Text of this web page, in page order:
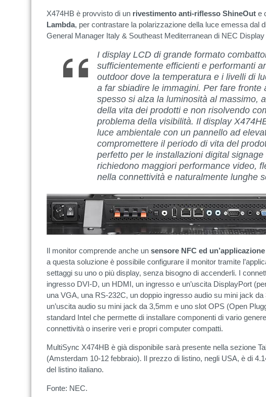
X474HB è provvisto di un rivestimento anti-riflesso ShineOut e
Lambda, per contrastare la polarizzazione della luce emessa dal
General Manager Italy & Southeast Mediterranean di NEC
I display LCD di grande formato
sufficientemente efficienti e performanti
outdoor dove la temperatura e i livelli di
a far sbiadire le immagini. Per fare fronte
spesso si alza la luminosità al massimo,
della vita dei prodotti e non risolvendo
problema della visibilità. Il display
luce ambientale con un pannello ad
compromettere il periodo di vita del
perfetto per le installazioni digital
richiedono maggiori performance video,
nella connettività e naturalmente lunghe
Il monitor comprende anche un sensore NFC ed
a questa soluzione è possibile configurare il monitor tramite
settaggi su uno o più display, senza bisogno di accenderli. I
ingresso DVI-D, un HDMI, un ingresso e un’uscita DisplayPort
una VGA, una RS-232C, un doppio ingresso audio su mini jack
un’uscita audio su mini jack da 3,5mm e uno slot OPS (Open
standard Intel che permette di installare componenti di vario
connettività o inserire veri e propri computer compatti.
MultiSync X474HB è già disponibile sarà presente nella sezione
(Amsterdam 10-12 febbraio). Il prezzo di listino, negli USA, è di
del listino italiano.
Fonte: NEC.